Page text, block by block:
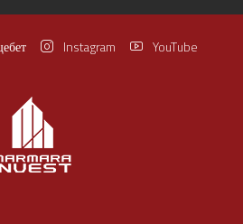
Instagram YouTube